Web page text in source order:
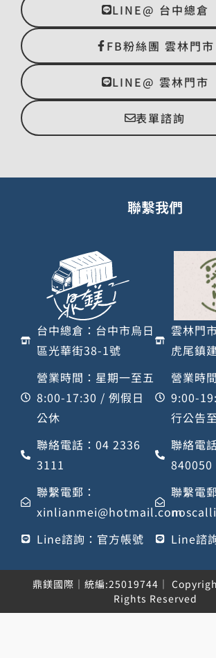
LINE@ 台中總倉
FB粉絲團 雲林門市
LINE@ 雲林門市
表單諮詢
聯繫我們
台中總倉：台中市烏日
區光華街38-1號
營業時間：星期一至五
8:00-17:30 / 例假日
公休
聯絡電話：04 2336
3111
聯繫電郵：
xinlianmei@hotmail.com
Line諮詢：官方帳號
雲林門
虎尾鎮
營業時
9:00-
行公告
聯絡電
840050
聯繫電
Line諮
鼎鎂國際｜統編:25019744｜
Rights Reserved